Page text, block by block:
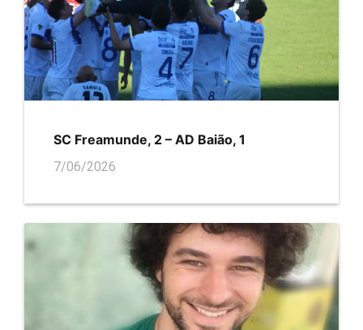
SC Freamunde, 2 – AD Baião, 1
7/06/2026